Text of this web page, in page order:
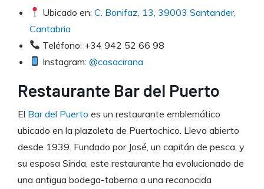
Ubicado en:C. Bonifaz, 13, 39003 Santander,
Cantabria
Teléfono: +34 942 52 66 98
Instagram:@casacirana
Restaurante Bar del Puerto
El Bar del Puerto es un restaurante emblemático
ubicado en la plazoleta de Puertochico. Lleva abierto
desde 1939. Fundado por José, un capitán de pesca, y
su esposa Sinda, este restaurante ha evolucionado de
una antigua bodega-taberna a una reconocida